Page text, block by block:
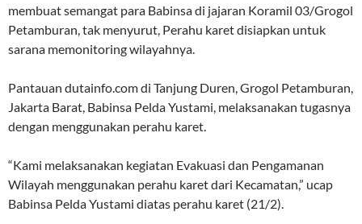
membuat semangat para Babinsa di jajaran Koramil 03/Grogol
Petamburan, tak menyurut, Perahu karet disiapkan untuk
sarana memonitoring wilayahnya.
Pantauan dutainfo.com di Tanjung Duren, Grogol Petamburan,
Jakarta Barat, Babinsa Pelda Yustami, melaksanakan tugasnya
dengan menggunakan perahu karet.
“Kami melaksanakan kegiatan Evakuasi dan Pengamanan
Wilayah menggunakan perahu karet dari Kecamatan,” ucap
Babinsa Pelda Yustami diatas perahu karet (21/2).